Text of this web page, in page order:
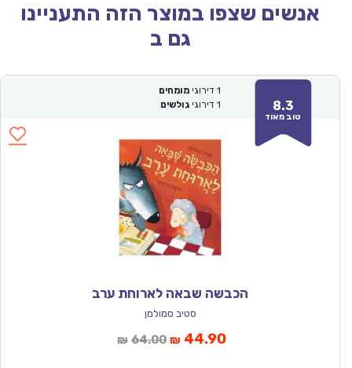
אנשים שצפו במוצר הזה התעניינו
גם ב
8.3
טוב מאוד
1 דירוגי מומחים
1 דירוגי גולשים
הכבשה שבאה לארוחת ערב
סטיב סמולמן
₪ 64.00המחיר
₪ 44.90המחיר